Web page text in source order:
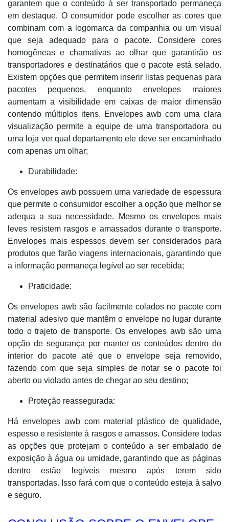
garantem que o conteúdo à ser transportado permaneça
em destaque. O consumidor pode escolher as cores que
combinam com a logomarca da companhia ou um visual
que seja adequado para o pacote. Considere cores
homogêneas e chamativas ao olhar que garantirão os
transportadores e destinatários que o pacote está selado.
Existem opções que permitem inserir listas pequenas para
pacotes pequenos, enquanto envelopes maiores
aumentam a visibilidade em caixas de maior dimensão
contendo múltiplos itens. Envelopes awb com uma clara
visualização permite a equipe de uma transportadora ou
uma loja ver qual departamento ele deve ser encaminhado
com apenas um olhar;
Durabilidade:
Os envelopes awb possuem uma variedade de espessura
que permite o consumidor escolher a opção que melhor se
adequa a sua necessidade. Mesmo os envelopes mais
leves resistem rasgos e amassados durante o transporte.
Envelopes mais espessos devem ser considerados para
produtos que farão viagens internacionais, garantindo que
a informação permaneça legível ao ser recebida;
Praticidade:
Os envelopes awb são facilmente colados no pacote com
material adesivo que mantêm o envelope no lugar durante
todo o trajeto de transporte. Os envelopes awb são uma
opção de segurança por manter os conteúdos dentro do
interior do pacote até que o envelope seja removido,
fazendo com que seja simples de notar se o pacote foi
aberto ou violado antes de chegar ao seu destino;
Proteção reassegurada:
Há envelopes awb com material plástico de qualidade,
espesso e resistente à rasgos e amassos. Considere todas
as opções que protejam o conteúdo a ser embalado de
exposição à água ou umidade, garantindo que as páginas
dentro estão legíveis mesmo após terem sido
transportadas. Isso fará com que o conteúdo esteja à salvo
e seguro.